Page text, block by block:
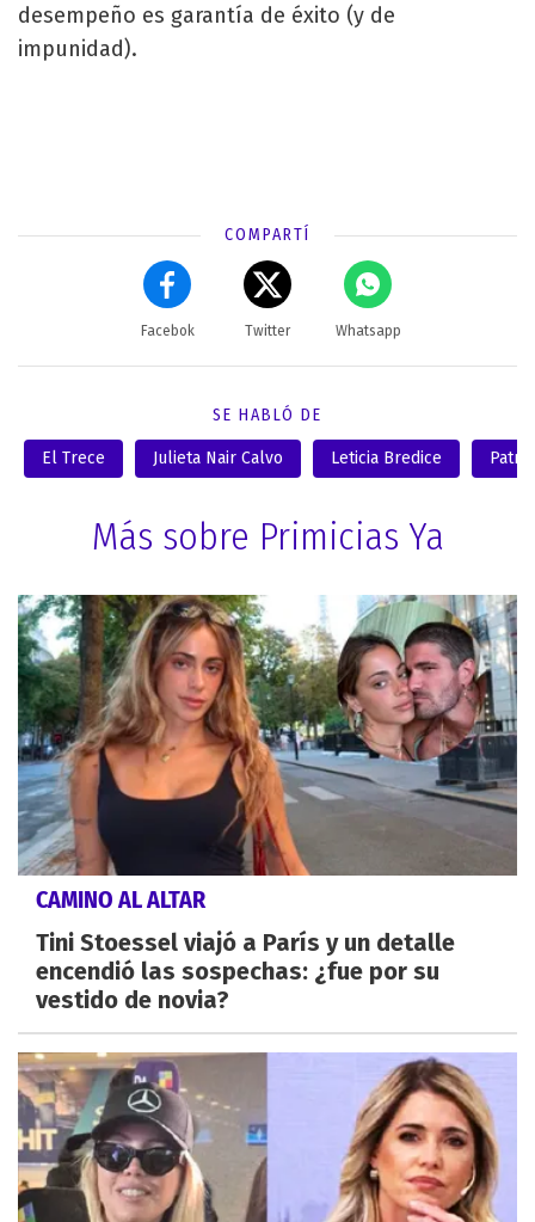
desempeño es garantía de éxito (y de
impunidad).
COMPARTÍ
Facebok Twitter Whatsapp
SE HABLÓ DE
El Trece Julieta Nair Calvo Leticia Bredice
Más sobre Primicias Ya
CAMINO AL ALTAR
Tini Stoessel viajó a París y un detalle
encendió las sospechas: ¿fue por su
vestido de novia?